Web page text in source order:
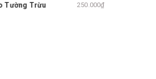
Trừu
250.000₫